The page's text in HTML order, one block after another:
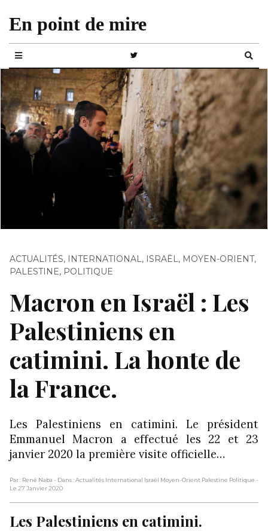
En point de mire
ACTUALITÉS, INTERNATIONAL , ISRAËL , MOYEN-ORIENT,
PALESTINE, POLITIQUE
Macron en Israël : Les
Palestiniens en
catimini. La honte de
la France.
Les Palestiniens en catimini. Le président
Emmanuel Macron a effectué les 22 et 23
janvier 2020 la première visite officielle…
Par : René Naba - Dans : Actualités International Israël Moyen-Orient Palestine Politique -
Le 27 Janvier 2020
Les Palestiniens en catimini.